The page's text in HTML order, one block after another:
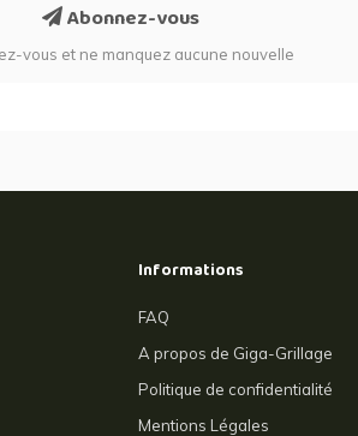
Abonnez-vous
vous et ne manquez aucune nouvelle
Informations
FAQ
A propos de Giga-Grillage
Politique de confidentialité
Mentions Légales